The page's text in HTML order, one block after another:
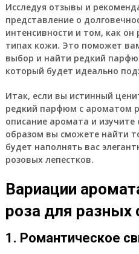
Исследуя отзывы и
представление о
интенсивности и том, как он
типах кожи. Это поможет
выбор и найти редкий
который будет идеально
Итак, если вы истинный
редкий парфюм с ароматом
описание аромата и
образом вы сможете найти
будет наполнять вас
розовых лепестков.
Вариации
роза для разных
1. Романтическое